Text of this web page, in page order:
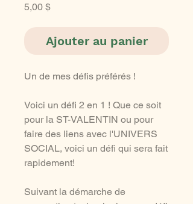
5,00 $Prix
Ajouter au panier
Un de mes défis préférés !
Voici un défi 2 en 1 ! Que ce soit
pour la ST-VALENTIN ou pour
faire des liens avec l'UNIVERS
SOCIAL, voici un défi qui sera fait
rapidement!
Suivant la démarche de